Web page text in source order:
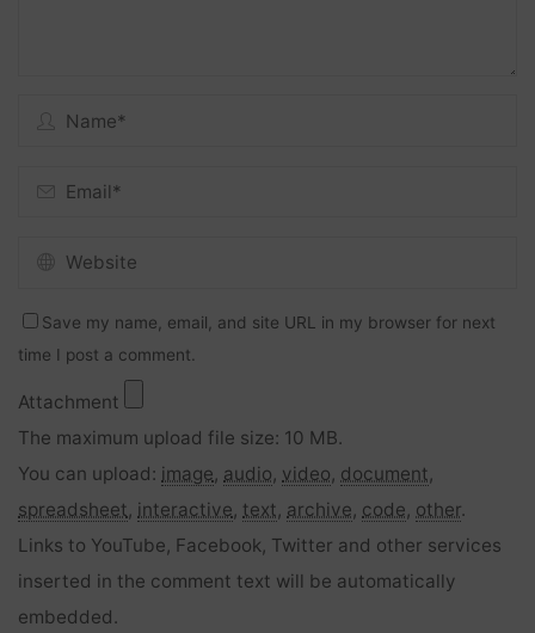
Save my name, email, and site URL in my browser for next
time I post a comment.
Attachment
The maximum upload file size: 10 MB.
You can upload: image, audio, video, document,
spreadsheet, interactive, text, archive, code, other.
Links to YouTube, Facebook, Twitter and other services
inserted in the comment text will be automatically
embedded.